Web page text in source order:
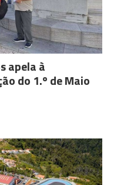
apela à
do 1.º de Maio